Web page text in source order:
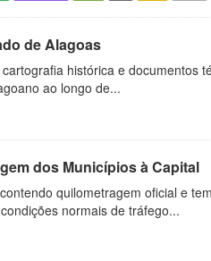
de Alagoas
histórica e documentos
ao longo de...
dos Municípios à Capital
quilometragem oficial e
normais de tráfego...